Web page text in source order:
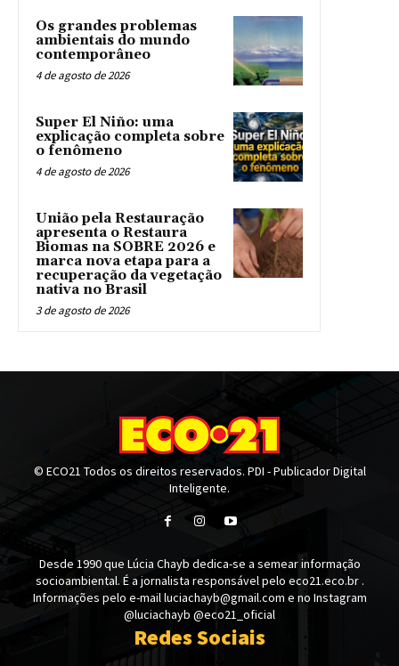
Os grandes problemas
ambientais do mundo
contemporâneo
4 de agosto de 2026
Super El Niño: uma
explicação completa sobre
o fenômeno
4 de agosto de 2026
União pela Restauração
apresenta o Restaura
Biomas na SOBRE 2026 e
marca nova etapa para a
recuperação da vegetação
nativa no Brasil
3 de agosto de 2026
© ECO21 Todos os direitos reservados. PDI - Publicador Digital
Inteligente.
Desde 1990 que Lúcia Chayb dedica-se a semear informação
socioambiental. É a jornalista responsável pelo eco21.eco.br .
Informações pelo e-mail luciachayb@gmail.com e no Instagram
@luciachayb @eco21_oficial
Redes Sociais